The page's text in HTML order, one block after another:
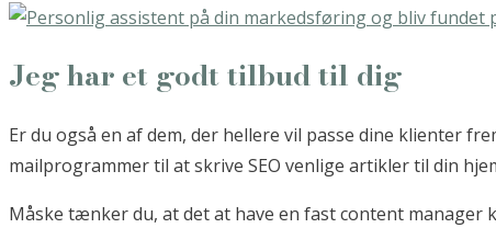
Jeg har et godt tilbud til dig
Er du også en af dem, der hellere vil passe dine klienter
mailprogrammer til at skrive SEO venlige artikler til din
Måske tænker du, at det at have en fast content